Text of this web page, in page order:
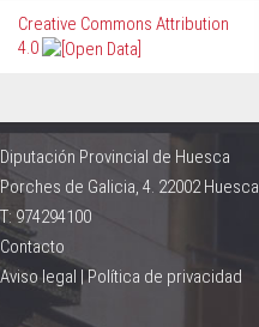
Creative Commons Attribution
4.0
Diputación Provincial de Huesca
Porches de Galicia, 4. 22002 Huesca
T: 974294100
Contacto
Aviso legal |Política de privacidad